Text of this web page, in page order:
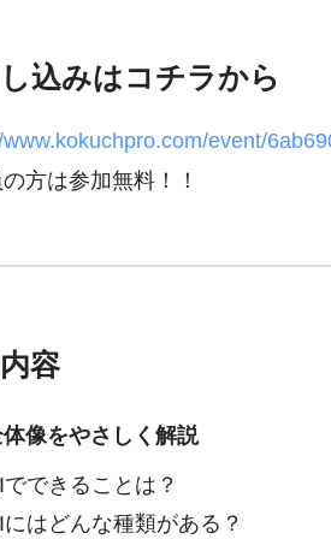
込みはコチラから
event/
方は参加無料！！
容
像をやさしく解説
でできることは？
にはどんな種類がある？